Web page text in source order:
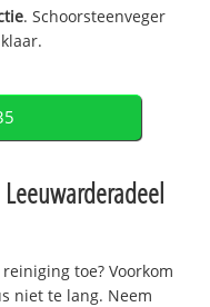
. Schoorsteenveger
Leeuwarderadeel
toe? Voorkom
niet te lang. Neem